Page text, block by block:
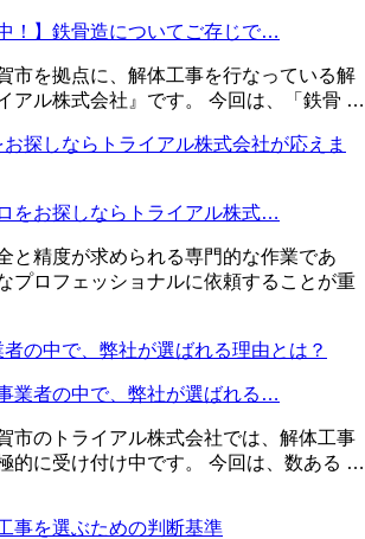
！】鉄骨造についてご存じで…
市を拠点に、解体工事を行なっている解
アル株式会社』です。 今回は、「鉄骨 …
をお探しならトライアル株式…
と精度が求められる専門的な作業であ
プロフェッショナルに依頼することが重
業者の中で、弊社が選ばれる…
市のトライアル株式会社では、解体工事
的に受け付け中です。 今回は、数ある …
事を選ぶための判断基準